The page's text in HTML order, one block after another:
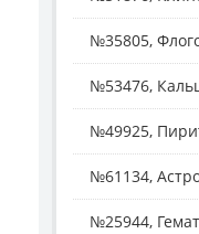
№35805,
№53476,
№49925,
№61134,
№25944,